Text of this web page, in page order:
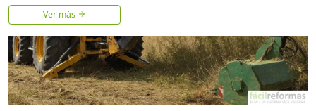
Ver más